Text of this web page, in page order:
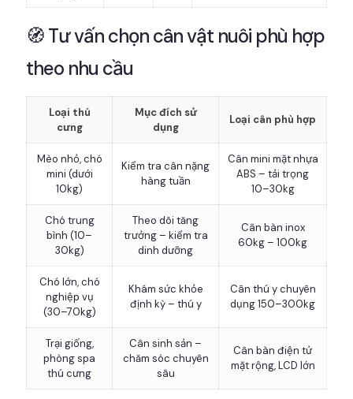
🧭 Tư vấn chọn cân vật nuôi phù hợp
theo nhu cầu
Loại thú
cưng
Mục đích sử
dụng
Loại cân phù hợp
Mèo nhỏ, chó
mini (dưới
10kg)
Kiểm tra cân nặng
hàng tuần
Cân mini mặt nhựa
ABS – tải trọng
10–30kg
Chó trung
bình (10–
30kg)
Theo dõi tăng
trưởng – kiểm tra
dinh dưỡng
Cân bàn inox
60kg – 100kg
Chó lớn, chó
nghiệp vụ
(30–70kg)
Khám sức khỏe
định kỳ – thú y
Cân thú y chuyên
dụng 150–300kg
Trại giống,
phòng spa
thú cưng
Cân sinh sản –
chăm sóc chuyên
sâu
Cân bàn điện tử
mặt rộng, LCD lớn